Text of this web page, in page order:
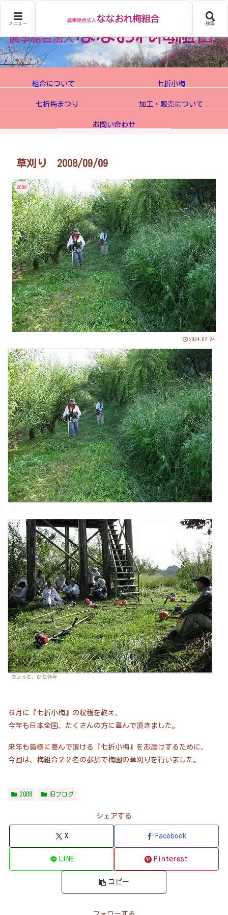
組合について 七折小梅
七折梅まつり 加工・販売について
お問い合わせ
草刈り 2008/09/09
2008
2024.07.24
ちょっと、ひと休み
６月に『七折小梅』の収穫を終え、
今年も日本全国、たくさんの方に喜んで頂きました。
来年も皆様に喜んで頂ける『七折小梅』をお届けするために、
今回は、梅組合２２名の参加で梅園の草刈りを行いました。
2008 旧ブログ
シェアする
X Facebook
LINE Pinterest
コピー
メニュー 検索